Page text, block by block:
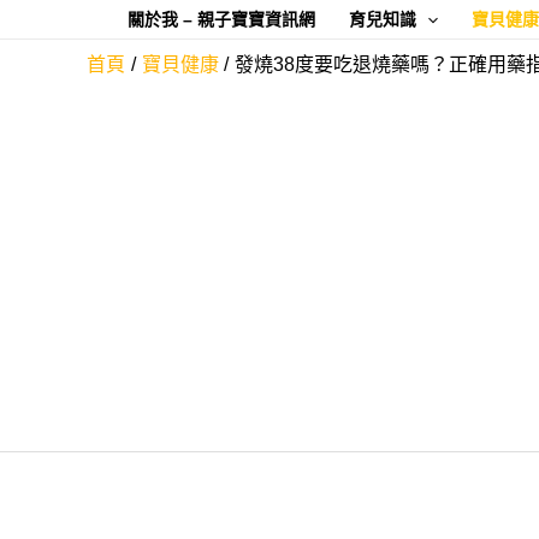
關於我 – 親子寶寶資訊網 育兒知識 寶貝健康
首頁 寶貝健康 發燒38度要吃退燒藥嗎？正確用藥